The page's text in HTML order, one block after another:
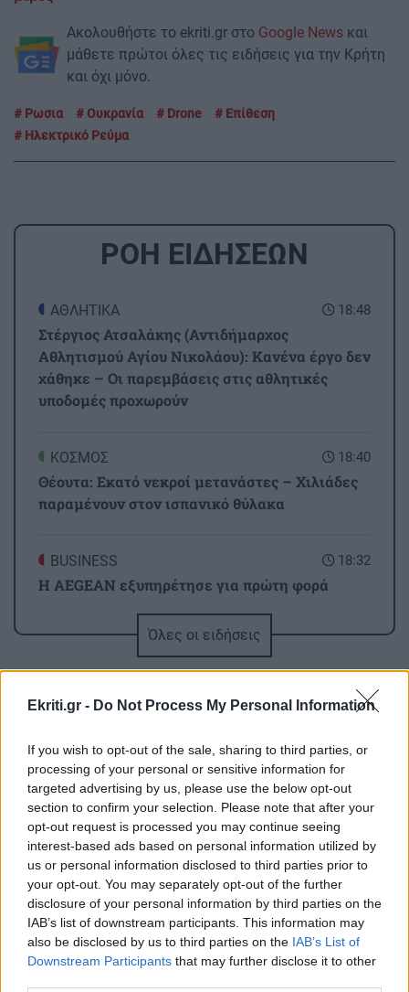
Ekriti.gr - Do Not Process My Personal Information
If you wish to opt-out of the sale, sharing to third parties, or
processing of your personal or sensitive information for
targeted advertising by us, please use the below opt-out
section to confirm your selection. Please note that after your
opt-out request is processed you may continue seeing
interest-based ads based on personal information utilized by
us or personal information disclosed to third parties prior to
your opt-out. You may separately opt-out of the further
disclosure of your personal information by third parties on the
IAB’s list of downstream participants. This information may
also be disclosed by us to third parties on the IAB’s List of
Downstream Participants that may further disclose it to other
Ακολουθήστε το ekriti.gr στο Google News και
μάθετε πρώτοι όλες τις ειδήσεις για την Κρήτη
και όχι μόνο.
Ρωσια Ουκρανία Drone
Επίθεση
Ηλεκτρικό Ρεύμα
ΡΟΗ ΕΙΔΗΣΕΩΝ
18:48
ΑΘΛΗΤΙΚΑ
Στέργιος Ατσαλάκης (Αντιδήμαρχος
Αθλητισμού Αγίου Νικολάου): Κανένα έργο δεν
χάθηκε – Οι παρεμβάσεις στις αθλητικές
υποδομές προχωρούν
18:40
ΚΟΣΜΟΣ
Θέουτα: Εκατό νεκροί μετανάστες – Χιλιάδες
παραμένουν στον ισπανικό θύλακα
18:32
BUSINESS
Η AEGEAN εξυπηρέτησε για πρώτη φορά
τον μήνα Ιούλιο 2026
18:24
Ευθεία πρόκληση από την Άγκυρα: Απειλεί τη
Ναυτικό
18:16
ΥΓΕΙΑ
Αντιηλιακά: Σταματήστε να ξοδεύετε χρήματα
- Η τζάμπα λύση που προτείνουν οι γιατροί!
ΕΛΛΑΔΑ
Θύμα απάτης ηλικιωμένη: «Θα γίνει έκρηξη
στο σπίτι σου, βγάλε τα κοσμήματα έξω»
Όλες οι ειδήσεις
ΠΕΡΙΣΣΟΤΕΡΑ
ΑΘΛΗΤΙΚΑ
Στέργιος Ατσαλάκης (Αντιδήμαρχος
Αθλητισμού Αγίου Νικολάου): Κανένα
έργο δεν χάθηκε – Οι παρεμβάσεις